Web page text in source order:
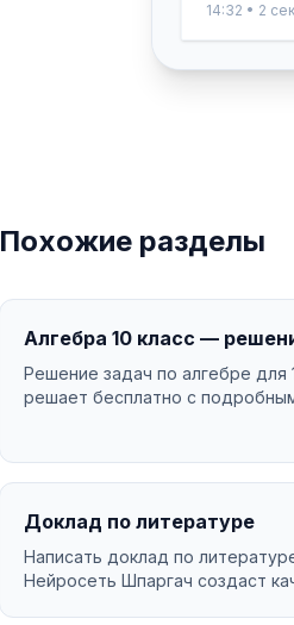
14:32 • 2 сек
Похожие разделы
Алгебра 10 класс —
Решение задач по алгебре для
решает бесплатно с
Доклад по литературе
Написать доклад по
Нейросеть Шпаргач создаст